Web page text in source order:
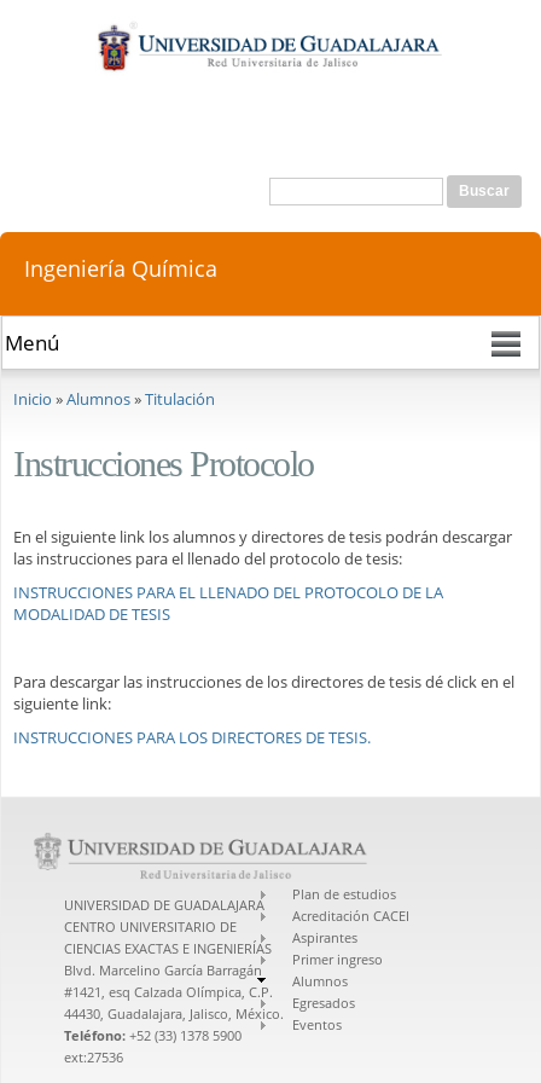
contenido
principal
Formulario de búsqueda
Buscar
Ingeniería Química
Inicio »Alumnos»Titulación
Instrucciones Protocolo
En el siguiente link los alumnos y directores de tesis podrán descargar
las instrucciones para el llenado del protocolo de tesis:
INSTRUCCIONES PARA EL LLENADO DEL PROTOCOLO DE LA
MODALIDAD DE TESIS
Para descargar las instrucciones de los directores de tesis dé click en el
siguiente link:
INSTRUCCIONES PARA LOS DIRECTORES DE TESIS.
UNIVERSIDAD DE GUADALAJARA
CENTRO UNIVERSITARIO DE
CIENCIAS EXACTAS E INGENIERÍAS
Blvd. Marcelino García Barragán
#1421, esq Calzada Olímpica, C.P.
44430, Guadalajara, Jalisco, México.
Teléfono: +52 (33) 1378 5900
ext:27536
Plan de estudios
Acreditación CACEI
Aspirantes
Primer ingreso
Alumnos
Egresados
Eventos